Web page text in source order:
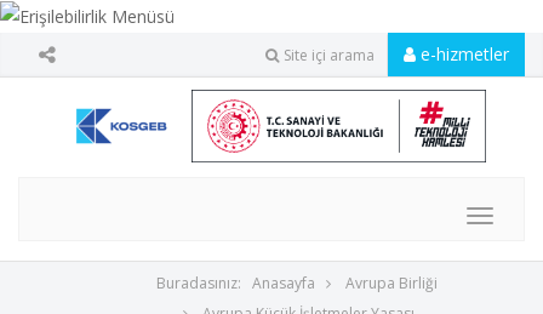
Site içi arama e-hizmetler
MENU
Buradasınız: Anasayfa
Avrupa Birliği